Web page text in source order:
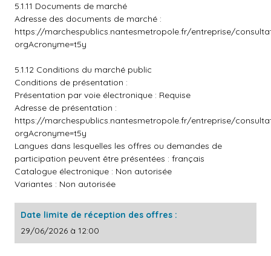
5.1.11 Documents de marché
Adresse des documents de marché :
https://marchespublics.nantesmetropole.fr/entreprise/
orgAcronyme=t5y
5.1.12 Conditions du marché public
Conditions de présentation :
Présentation par voie électronique : Requise
Adresse de présentation :
https://marchespublics.nantesmetropole.fr/entreprise/
orgAcronyme=t5y
Langues dans lesquelles les offres ou demandes de
participation peuvent être présentées : français
Catalogue électronique : Non autorisée
Variantes : Non autorisée
Date limite de réception des offres :
29/06/2026 à 12:00